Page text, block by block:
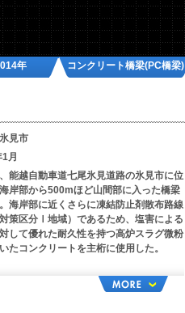
コンクリート橋梁(PC橋梁)
年
見市
月
能越自動車道七尾氷見道路の氷見市に位
岸部から500mほど山間部に入った橋梁
海岸部に近くさらに凍結防止剤散布路線
対策区分Ⅰ地域）であるため、塩害による
して優れた耐久性を持つ高炉スラグ微粉
たコンクリートを主桁に使用した。